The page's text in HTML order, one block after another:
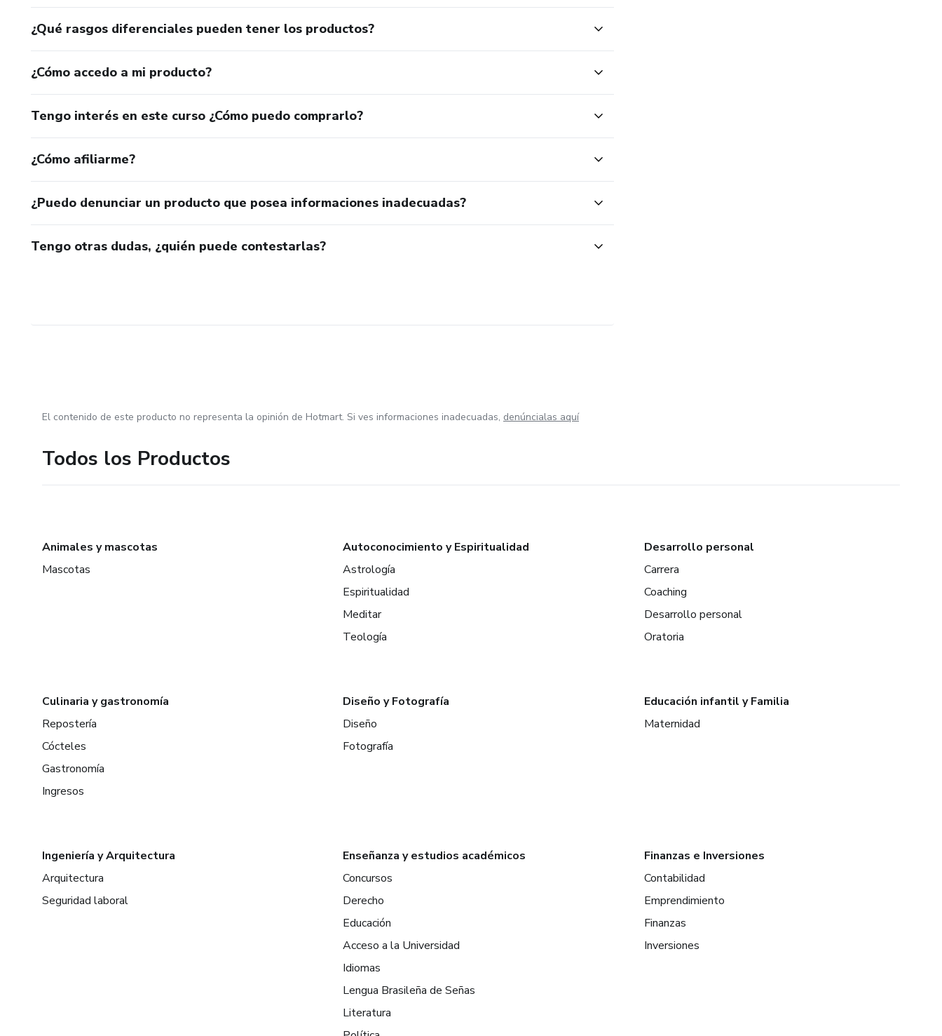
¿Qué rasgos diferenciales pueden tener los productos?
¿Cómo accedo a mi producto?
Tengo interés en este curso ¿Cómo puedo comprarlo?
¿Cómo afiliarme?
¿Puedo denunciar un producto que posea informaciones inadecuadas?
Tengo otras dudas, ¿quién puede contestarlas?
El contenido de este producto no representa la opinión de Hotmart. Si ves informaciones inadecuadas, denúncialas aquí
Todos los Productos
Animales y mascotas
Mascotas
Autoconocimiento y Espiritualidad
Astrología
Espiritualidad
Meditar
Teología
Desarrollo personal
Carrera
Coaching
Desarrollo personal
Oratoria
Culinaria y gastronomía
Repostería
Cócteles
Gastronomía
Ingresos
Diseño y Fotografía
Diseño
Fotografía
Educación infantil y Familia
Maternidad
Ingeniería y Arquitectura
Arquitectura
Seguridad laboral
Enseñanza y estudios académicos
Concursos
Derecho
Educación
Acceso a la Universidad
Idiomas
Lengua Brasileña de Señas
Literatura
Finanzas e Inversiones
Contabilidad
Emprendimiento
Finanzas
Inversiones